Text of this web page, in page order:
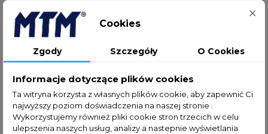
Jeżeli nie znalazłeś interesującej
Cię części w ofercie online,
zapraszamy do kontaktu
telefonicznego lub za
pośrednictwem formularza
kontaktowego.
Cookies
Zgody Szczegóły O Cookies
Informacje dotyczące plików cookies
Ta witryna korzysta z własnych plików cookie, aby zapewnić Ci
najwyższy poziom doświadczenia na naszej stronie .
Wykorzystujemy również pliki cookie stron trzecich w celu
ulepszenia naszych usług, analizy a nastepnie wyświetlania